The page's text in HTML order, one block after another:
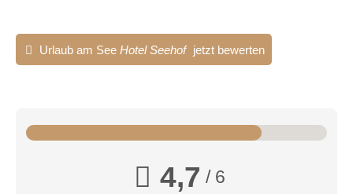
Urlaub am See Hotel Seehof jetzt bewerten
4,7 / 6